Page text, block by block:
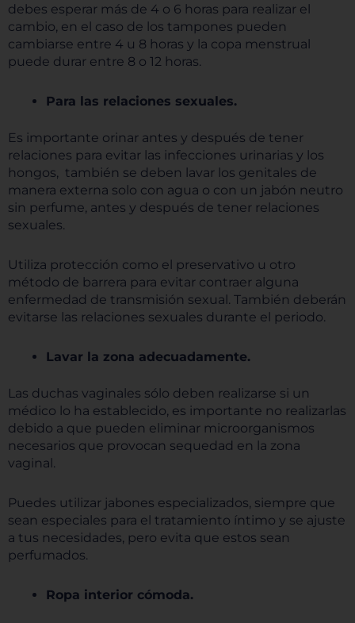
debes esperar más de 4 o 6 horas para realizar el
cambio, en el caso de los tampones pueden
cambiarse entre 4 u 8 horas y la copa menstrual
puede durar entre 8 o 12 horas.
Para las relaciones sexuales.
Es importante orinar antes y después de tener
relaciones para evitar las infecciones urinarias y los
hongos, también se deben lavar los genitales de
manera externa solo con agua o con un jabón neutro
sin perfume, antes y después de tener relaciones
sexuales.
Utiliza protección como el preservativo u otro
método de barrera para evitar contraer alguna
enfermedad de transmisión sexual. También deberán
evitarse las relaciones sexuales durante el periodo.
Lavar la zona adecuadamente.
Las duchas vaginales sólo deben realizarse si un
médico lo ha establecido, es importante no realizarlas
debido a que pueden eliminar microorganismos
necesarios que provocan sequedad en la zona
vaginal.
Puedes utilizar jabones especializados, siempre que
sean especiales para el tratamiento íntimo y se ajuste
a tus necesidades, pero evita que estos sean
perfumados.
Ropa interior cómoda.